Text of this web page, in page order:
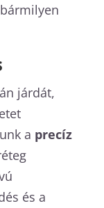
járdát,
a precíz
és a